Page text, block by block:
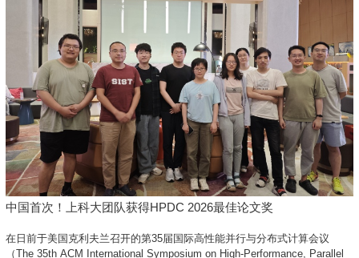
中国首次！上科大团队获得HPDC 2026最佳论文奖
在日前于美国克利夫兰召开的第35届国际高性能并行与分布式计算会议
（The 35th ACM International Symposium on High-Performance, Parallel